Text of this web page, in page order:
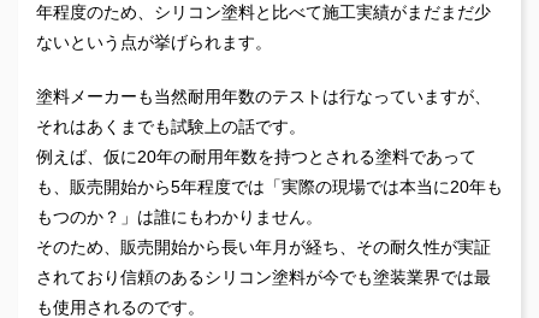
年程度のため、シリコン塗料と比べて施工実績がまだまだ少
ないという点が挙げられます。
塗料メーカーも当然耐用年数のテストは行なっていますが、
それはあくまでも試験上の話です。
例えば、仮に20年の耐用年数を持つとされる塗料であって
も、販売開始から5年程度では「実際の現場では本当に20年も
もつのか？」は誰にもわかりません。
そのため、販売開始から長い年月が経ち、その耐久性が実証
されており信頼のあるシリコン塗料が今でも塗装業界では最
も使用されるのです。